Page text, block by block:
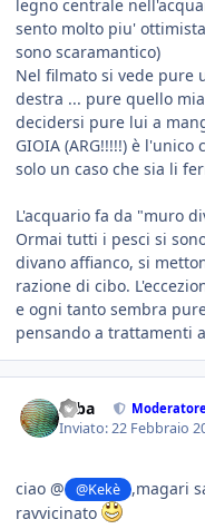
legno centrale
sento molto piu'
sono scaramantico)
Nel filmato si vede pure
destra ... pure quello
decidersi pure lui a
GIOIA (ARG!!!!!) è
solo un caso che sia li
L'acquario fa da "muro
Ormai tutti i pesci si
divano affianco, si
razione di cibo.
e ogni tanto sembra
pensando a trattamenti
saba
Inviato:22 Febbraio
ciao @ @Kekè
,magari
ravvicinato